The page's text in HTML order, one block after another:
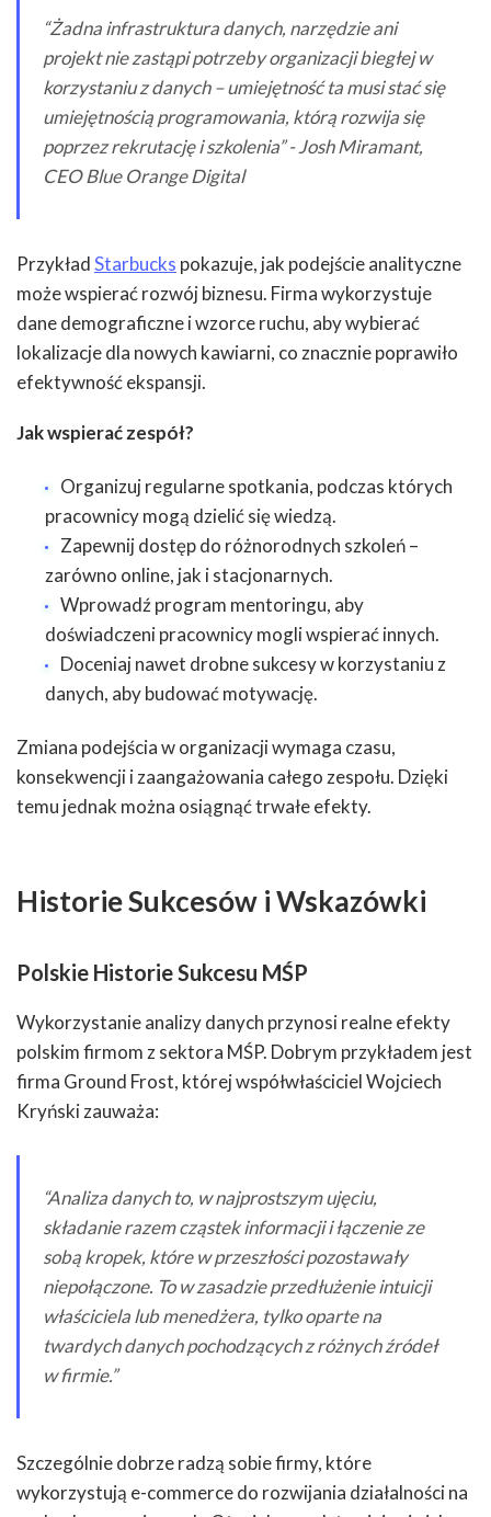
“Żadna infrastruktura danych, narzędzie ani
projekt nie zastąpi potrzeby organizacji biegłej w
korzystaniu z danych – umiejętność ta musi stać się
umiejętnością programowania, którą rozwija się
poprzez rekrutację i szkolenia” - Josh Miramant,
CEO Blue Orange Digital
PrzykładStarbucks pokazuje, jak podejście analityczne
może wspierać rozwój biznesu. Firma wykorzystuje
dane demograficzne i wzorce ruchu, aby wybierać
lokalizacje dla nowych kawiarni, co znacznie poprawiło
efektywność ekspansji.
Jak wspierać zespół?
Organizuj regularne spotkania, podczas których
pracownicy mogą dzielić się wiedzą.
Zapewnij dostęp do różnorodnych szkoleń –
zarówno online, jak i stacjonarnych.
Wprowadź program mentoringu, aby
doświadczeni pracownicy mogli wspierać innych.
Doceniaj nawet drobne sukcesy w korzystaniu z
danych, aby budować motywację.
Zmiana podejścia w organizacji wymaga czasu,
konsekwencji i zaangażowania całego zespołu. Dzięki
temu jednak można osiągnąć trwałe efekty.
Historie Sukcesów i Wskazówki
Polskie Historie Sukcesu MŚP
Wykorzystanie analizy danych przynosi realne efekty
polskim firmom z sektora MŚP. Dobrym przykładem jest
firma Ground Frost, której współwłaściciel Wojciech
Kryński zauważa:
“Analiza danych to, w najprostszym ujęciu,
składanie razem cząstek informacji i łączenie ze
sobą kropek, które w przeszłości pozostawały
niepołączone. To w zasadzie przedłużenie intuicji
właściciela lub menedżera, tylko oparte na
twardych danych pochodzących z różnych źródeł
w firmie.”
Szczególnie dobrze radzą sobie firmy, które
wykorzystują e-commerce do rozwijania działalności na